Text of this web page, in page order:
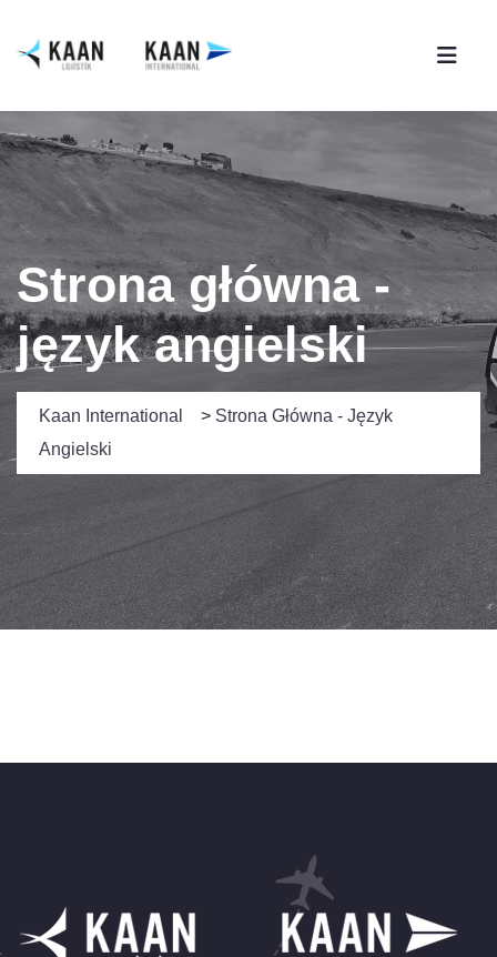
Strona główna -
język angielski
Kaan International > Strona Główna - Język
Angielski